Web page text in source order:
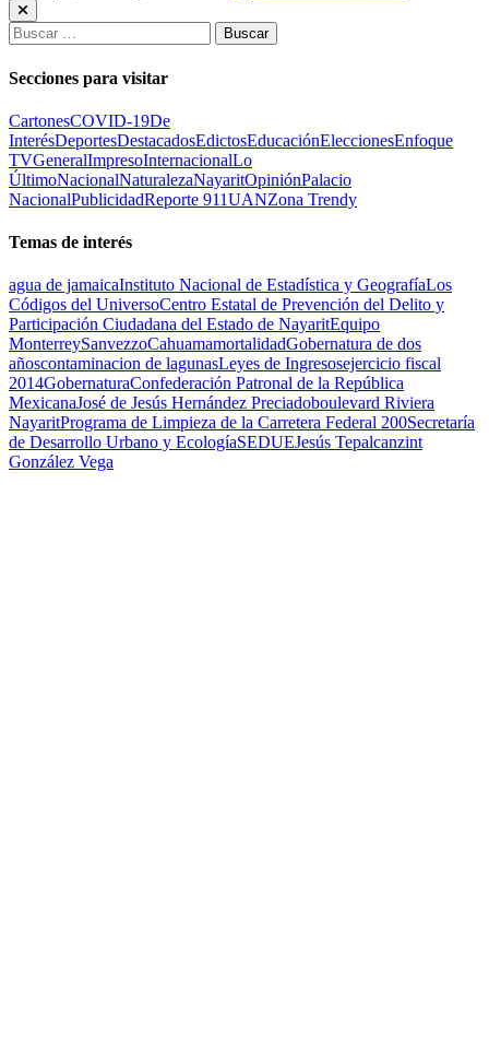
Buscar:
Secciones para visitar
CartonesCOVID-19De
InterésDeportesDestacadosEdictosEducaciónEleccionesEnfoque
TVGeneralImpresoInternacionalLo
ÚltimoNacionalNaturalezaNayaritOpiniónPalacio
NacionalPublicidadReporte 911UANZona Trendy
Temas de interés
agua de jamaicaInstituto Nacional de Estadística y GeografíaLos
Códigos del UniversoCentro Estatal de Prevención del Delito y
Participación Ciudadana del Estado de NayaritEquipo
MonterreySanvezzoCahuamamortalidadGobernatura de dos
añoscontaminacion de lagunasLeyes de Ingresosejercicio fiscal
2014GobernaturaConfederación Patronal de la República
MexicanaJosé de Jesús Hernández Preciadoboulevard Riviera
NayaritPrograma de Limpieza de la Carretera Federal 200Secretaría
de Desarrollo Urbano y EcologíaSEDUEJesús Tepalcanzint
González Vega